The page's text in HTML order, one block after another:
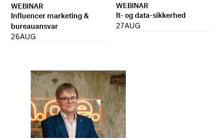
WEBINAR
Influencer marketing &
bureauansvar
26AUG
WEBINAR
It- og data-sikkerhed
27AUG